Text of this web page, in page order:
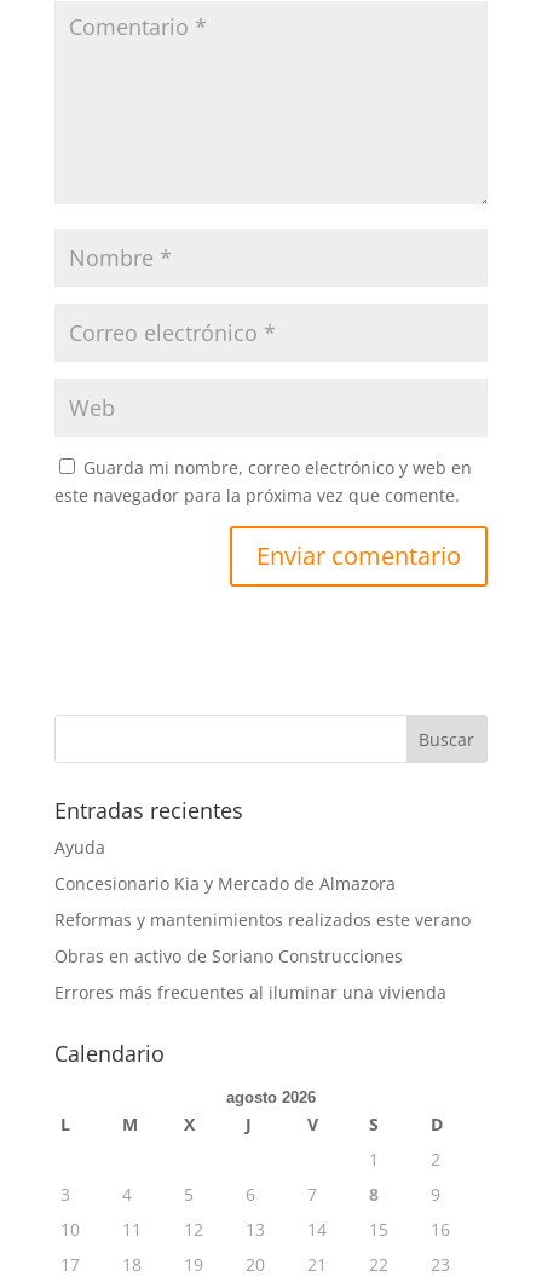
Guarda mi nombre, correo electrónico y web en
este navegador para la próxima vez que comente.
Entradas recientes
Ayuda
Concesionario Kia y Mercado de Almazora
Reformas y mantenimientos realizados este verano
Obras en activo de Soriano Construcciones
Errores más frecuentes al iluminar una vivienda
Calendario
agosto 2026
L M X J V S
D
1
2
3
4 5 6 7 8
9
10
11 12 13 14 15
16
17
18 19 20 21 22
23